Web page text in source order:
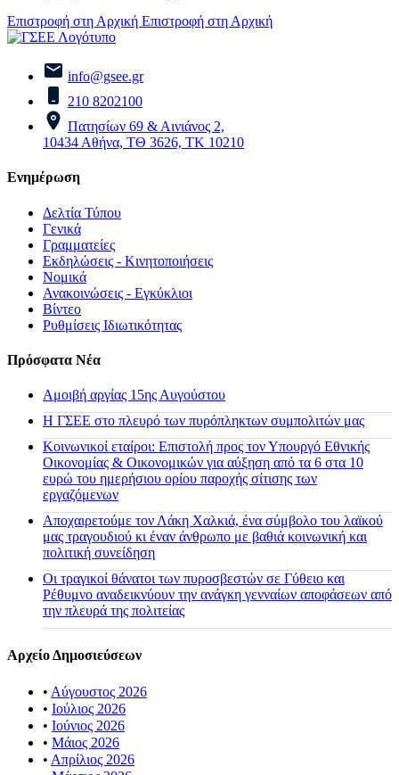
Επιστροφή στη Αρχική Επιστροφή στη Αρχική
info@gsee.gr
210 8202100
Πατησίων 69 & Αινιάνος 2,
10434 Αθήνα, ΤΘ 3626, ΤΚ 10210
Ενημέρωση
Δελτία Τύπου
Γενικά
Γραμματείες
Εκδηλώσεις - Κινητοποιήσεις
Νομικά
Ανακοινώσεις - Εγκύκλιοι
Βίντεο
Ρυθμίσεις Ιδιωτικότητας
Πρόσφατα Νέα
Αμοιβή αργίας 15ης Αυγούστου
H ΓΣΕΕ στο πλευρό των πυρόπληκτων συμπολιτών μας
Κοινωνικοί εταίροι: Επιστολή προς τον Υπουργό Εθνικής
Οικονομίας & Οικονομικών για αύξηση από τα 6 στα 10
ευρώ του ημερήσιου ορίου παροχής σίτισης των
εργαζόμενων
Αποχαιρετούμε τον Λάκη Χαλκιά, ένα σύμβολο του λαϊκού
μας τραγουδιού κι έναν άνθρωπο με βαθιά κοινωνική και
πολιτική συνείδηση
Οι τραγικοί θάνατοι των πυροσβεστών σε Γύθειο και
Ρέθυμνο αναδεικνύουν την ανάγκη γενναίων αποφάσεων από
την πλευρά της πολιτείας
Αρχείο Δημοσιεύσεων
• Αύγουστος 2026
• Ιούλιος 2026
• Ιούνιος 2026
• Μάιος 2026
• Απρίλιος 2026